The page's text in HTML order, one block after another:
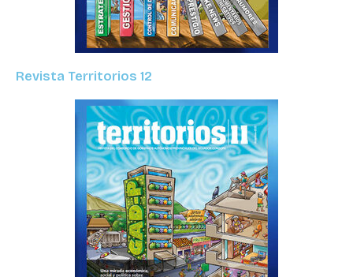
Revista Territorios 12